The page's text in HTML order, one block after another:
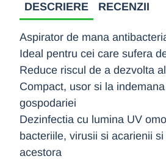
DESCRIERE RECENZII
Aspirator de mana
Ideal pentru cei care sufera
Reduce riscul de a dezvolta
Compact, usor si la
gospodariei
Dezinfectia cu lumina UV
bacteriile, virusii si acarienii
acestora